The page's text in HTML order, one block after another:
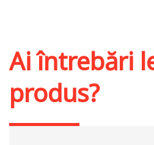
Ai întrebări
produs?